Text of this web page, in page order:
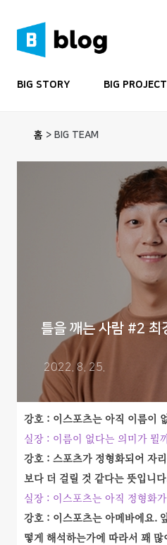
BIG STORY BIG PROJECT
홈 > BIG TEAM
틀을 깨는 사람 #2 최
2022. 8. 25.
강호 : 이스포츠는 아직 이름이
실장 : 이름이 없다는 의미가 뭘
강호 : 스포츠가 정형화되어 자
보다 더 걸릴 것 같다는 뜻입니
실장 : 이스포츠는 아직 정형화
강호 : 이스포츠는 아메바에요.
떻게 해석하는가에 따라서 꽤